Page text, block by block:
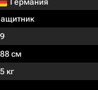
см
кг